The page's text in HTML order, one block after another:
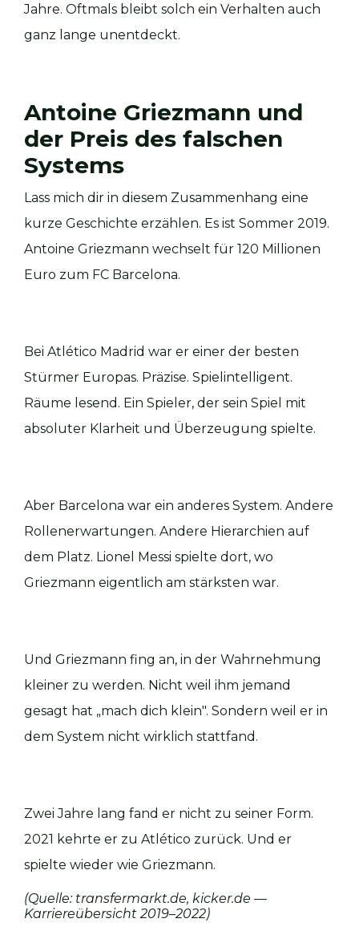
Jahre. Oftmals bleibt solch ein Verhalten auch
ganz lange unentdeckt.
Antoine Griezmann und
der Preis des falschen
Systems
Lass mich dir in diesem Zusammenhang eine
kurze Geschichte erzählen. Es ist Sommer 2019.
Antoine Griezmann wechselt für 120 Millionen
Euro zum FC Barcelona.
Bei Atlético Madrid war er einer der besten
Stürmer Europas. Präzise. Spielintelligent.
Räume lesend. Ein Spieler, der sein Spiel mit
absoluter Klarheit und Überzeugung spielte.
Aber Barcelona war ein anderes System. Andere
Rollenerwartungen. Andere Hierarchien auf
dem Platz. Lionel Messi spielte dort, wo
Griezmann eigentlich am stärksten war.
Und Griezmann fing an, in der Wahrnehmung
kleiner zu werden. Nicht weil ihm jemand
gesagt hat „mach dich klein". Sondern weil er in
dem System nicht wirklich stattfand.
Zwei Jahre lang fand er nicht zu seiner Form.
2021 kehrte er zu Atlético zurück. Und er
spielte wieder wie Griezmann.
(Quelle: transfermarkt.de, kicker.de —
Karriereübersicht 2019–2022)